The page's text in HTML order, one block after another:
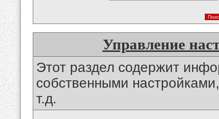
Управление
Этот раздел содержит
собственными
т.д.